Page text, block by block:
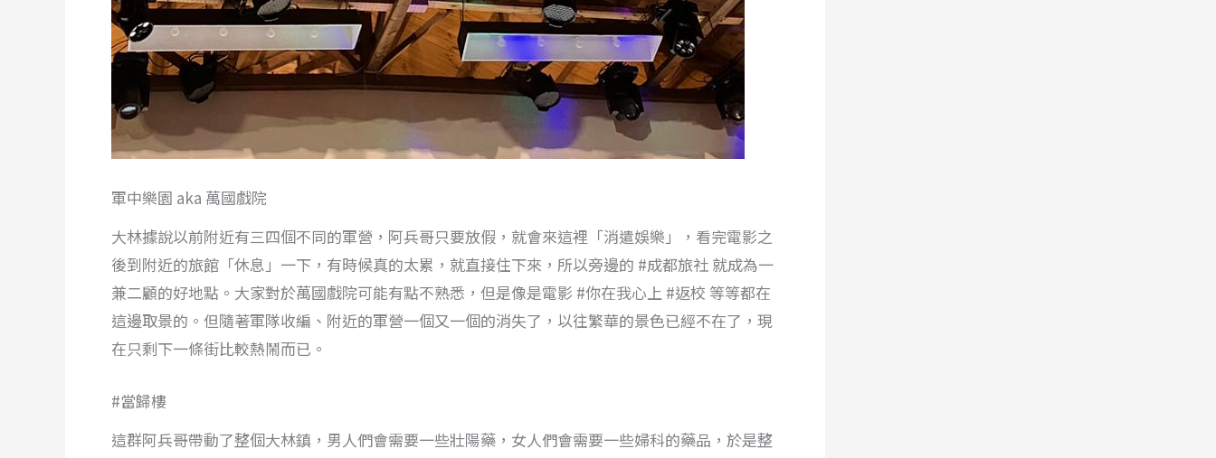
軍中樂園 aka 萬國戲院
大林據說以前附近有三四個不同的軍營，阿兵哥只要放假，就會來這裡「消遣娛樂」，看完電影之
後到附近的旅館「休息」一下，有時候真的太累，就直接住下來，所以旁邊的 #成都旅社 就成為一
兼二顧的好地點。大家對於萬國戲院可能有點不熟悉，但是像是電影 #你在我心上 #返校 等等都在
這邊取景的。但隨著軍隊收編、附近的軍營一個又一個的消失了，以往繁華的景色已經不在了，現
在只剩下一條街比較熱鬧而已。
#當歸樓
這群阿兵哥帶動了整個大林鎮，男人們會需要一些壯陽藥，女人們會需要一些婦科的藥品，於是整